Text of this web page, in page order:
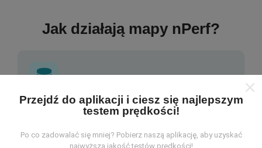
Jak działają mapy nPerf?
Skąd pochodzą dane?
Dane są gromadzone z testów przeprowadzonych
Przejdź do aplikacji i ciesz się najlepszym
testem prędkości!
Po co zadowalać się mniej? Pobierz naszą aplikację, aby uzyskać
najwyższą jakość testów prędkości!